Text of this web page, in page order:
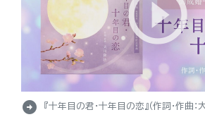
arrow_circle_right 『十年目の君・十年目の恋』（作詞・作曲：